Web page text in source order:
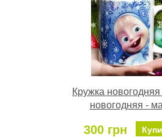
Кружка
новогодняя -
300 грн